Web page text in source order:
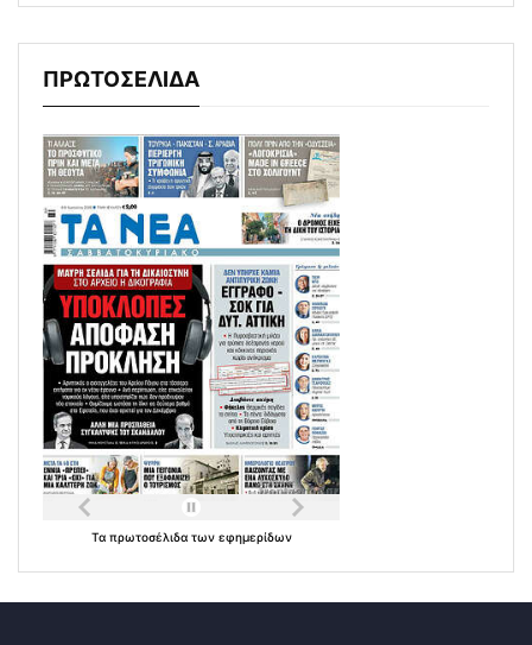
ΠΡΩΤΟΣΕΛΙΔΑ
Τα πρωτοσέλιδα των εφημερίδων